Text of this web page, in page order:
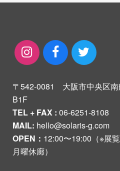
〒542-0081 大阪市中央区南
B1F
TEL + FAX : 06-6251-8108
MAIL: hello@solaris-g.com
OPEN： 12:00〜19:00（※展
月曜休廊）